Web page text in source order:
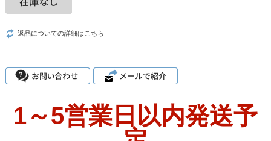
返品についての詳細はこちら
1～5営業日以内発送予